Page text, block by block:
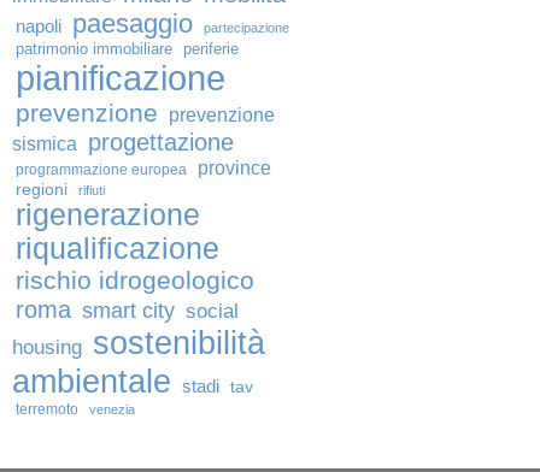
napoli paesaggio partecipazione
patrimonio immobiliare periferie
pianificazione
prevenzione
prevenzione
sismica
progettazione
programmazione europea province
regioni rifiuti
rigenerazione
riqualificazione
rischio idrogeologico
roma smart city social
housing sostenibilità
ambientale stadi tav
terremoto venezia